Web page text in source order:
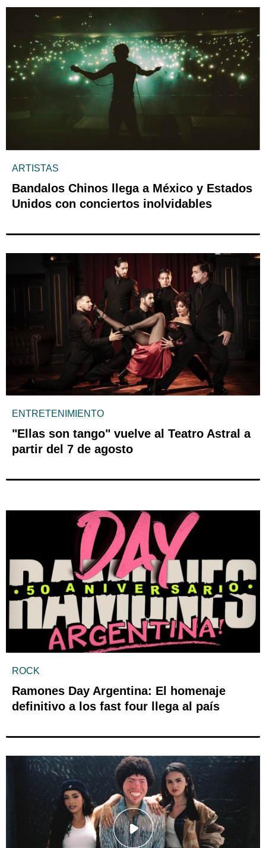
ARTISTAS
Bandalos Chinos llega a México y Estados
Unidos con conciertos inolvidables
ENTRETENIMIENTO
"Ellas son tango" vuelve al Teatro Astral a
partir del 7 de agosto
ROCK
Ramones Day Argentina: El homenaje
definitivo a los fast four llega al país